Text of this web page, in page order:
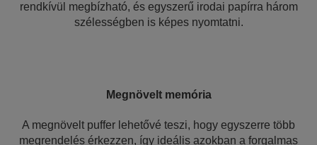
rendkívül megbízható, és egyszerű irodai papírra három
szélességben is képes nyomtatni.
Megnövelt memória
A megnövelt puffer lehetővé teszi, hogy egyszerre több
megrendelés érkezzen, így ideális azokban a forgalmas